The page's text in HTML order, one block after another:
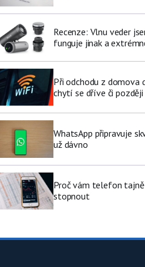
Recenze: Vlnu veder
funguje jinak a
Při odchodu z domova
chytí se dříve či
WhatsApp připravuje
už dávno
Proč vám telefon tajně
stopnout